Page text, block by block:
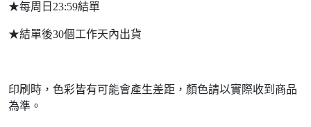
★每周日23:59結單
★結單後30個工作天內出貨
印刷時，色彩皆有可能會產生差距，顏色請以實際收到商品
為準。